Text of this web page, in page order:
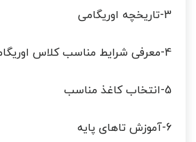
3-تاریخچه اوریگامی
4-معرفی شرایط مناسب کلاس اوریگامی
5-انتخاب کاغذ مناسب
6-آموزش تاهای پایه